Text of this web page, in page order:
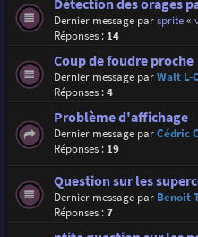
Détection des orages
Dernier message parsprite«
Réponses : 14
Coup de foudre proche
Dernier message parWalt L-
Réponses :4
Problème d'affichage
Dernier message parCédric
Réponses : 19
Question sur les
Dernier message par Benoit
Réponses :7